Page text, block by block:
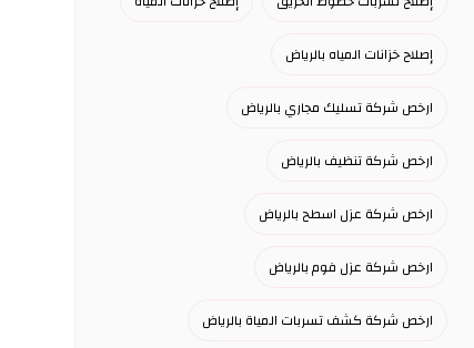
إصلاح خزانات المياه بالرياض
ارخص شركة تسليك مجاري بالرياض
ارخص شركة تنظيف بالرياض
ارخص شركة عزل اسطح بالرياض
ارخص شركة عزل فوم بالرياض
ارخص شركة كشف تسربات المياة بالرياض